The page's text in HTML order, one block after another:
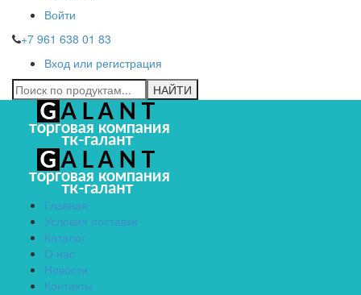
Войти
+7 961 638 01 83
Вход или регистрация
Главная
Условия поставки
Каталог
О нас
Новости
Контакты